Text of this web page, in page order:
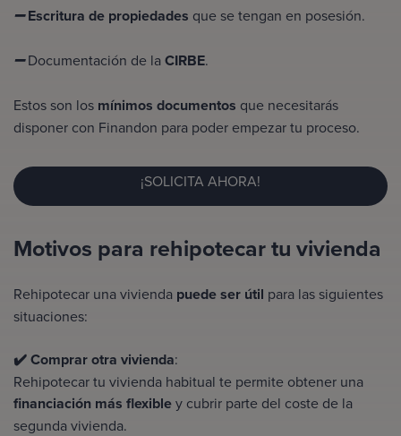
➖ Escritura de propiedades que se tengan en posesión.
➖Documentación de laCIRBE.
Estos son los mínimos documentos que necesitarás
disponer con Finandon para poder empezar tu proceso.
¡SOLICITA AHORA!
Motivos para rehipotecar tu vivienda
Rehipotecar una vivienda puede ser útil para las siguientes
situaciones:
✔️ Comprar otra vivienda:
Rehipotecar tu vivienda habitual te permite obtener una
financiación más flexibley cubrir parte del coste de la
segunda vivienda.